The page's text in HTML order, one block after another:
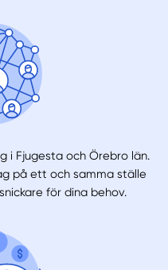
i Fjugesta och Örebro län.
på ett och samma ställe
för dina behov.